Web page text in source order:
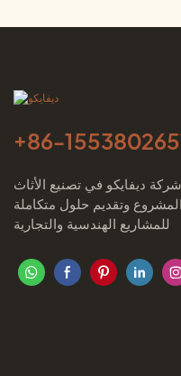
+86-
ديفايكو في تصنيع الأثاث
وتقديم حلول متكاملة
للمشاريع الهندسية والتجارية